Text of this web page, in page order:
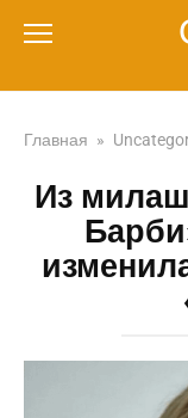
Главная »
Из